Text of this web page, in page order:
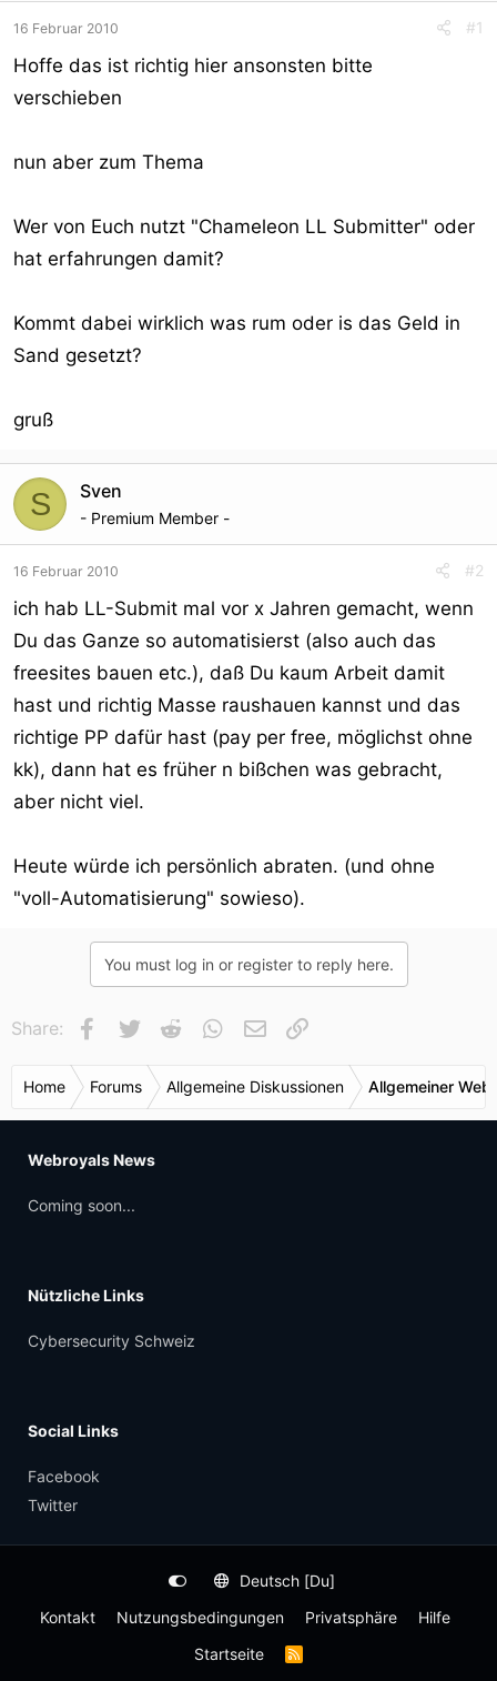
s
t
r
t
16 Februar 2010 #1
Hoffe das ist richtig hier ansonsten bitte
verschieben
nun aber zum Thema
Wer von Euch nutzt "Chameleon LL Submitter" oder
hat erfahrungen damit?
Kommt dabei wirklich was rum oder is das Geld in
Sand gesetzt?
gruß
S Sven
- Premium Member -
16 Februar 2010 #2
ich hab LL-Submit mal vor x Jahren gemacht, wenn
Du das Ganze so automatisierst (also auch das
freesites bauen etc.), daß Du kaum Arbeit damit
hast und richtig Masse raushauen kannst und das
richtige PP dafür hast (pay per free, möglichst ohne
kk), dann hat es früher n bißchen was gebracht,
aber nicht viel.
Heute würde ich persönlich abraten. (und ohne
"voll-Automatisierung" sowieso).
You must log in or register to reply here.
Share: Facebook
Twitter Reddit WhatsApp
E-Mail
Home Forums Allgemeine Diskussionen Allgemeiner
Webroyals News
Coming soon...
Nützliche Links
Cybersecurity Schweiz
Social Links
Facebook
Twitter
Deutsch [Du]
Kontakt
Nutzungsbedingungen Privatsphäre
Hilfe
Startseite
R